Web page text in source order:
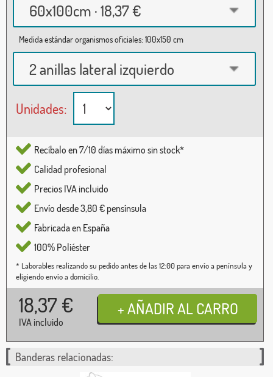
60x100cm · 18,37 €
Medida estándar organismos oficiales: 100x150 cm
2 anillas lateral izquierdo
Unidades:
Recíbalo en 7/10 días máximo sin stock*
Calidad profesional
Precios IVA incluido
Envío desde 3,80 € pensínsula
Fabricada en España
100% Poliéster
* Laborables realizando su pedido antes de las 12:00 para envío a península y
eligiendo envío a domicilio.
18,37 €
IVA incluido
Banderas relacionadas: